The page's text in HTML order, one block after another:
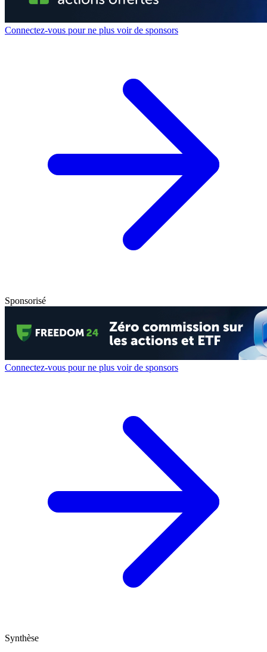
Connectez-vous pour ne plus voir de sponsors
Sponsorisé
Connectez-vous pour ne plus voir de sponsors
Synthèse